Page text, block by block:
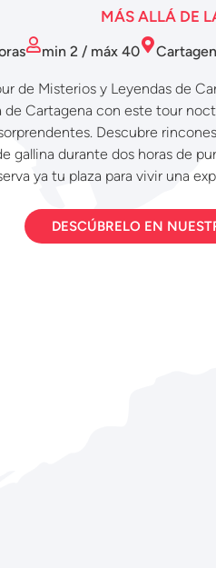
MÁS ALLÁ DE
min 2 / máx 40
de Misterios y Leyendas de
de Cartagena con este tour
Descubre
gallina durante dos horas de
ya tu plaza para vivir una
DESCÚBRELO EN